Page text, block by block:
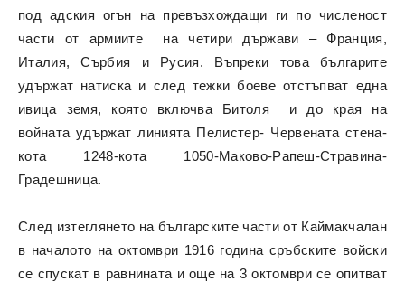
под адския огън на превъзхождащи ги по численост
части от армиите на четири държави – Франция,
Италия, Сърбия и Русия. Въпреки това българите
удържат натиска и след тежки боеве отстъпват една
ивица земя, която включва Битоля и до края на
войната удържат линията Пелистер- Червената стена-
кота 1248-кота 1050-Маково-Рапеш-Стравина-
Градешница.
След изтеглянето на българските части от Каймакчалан
в началото на октомври 1916 година сръбските войски
се спускат в равнината и още на 3 октомври се опитват